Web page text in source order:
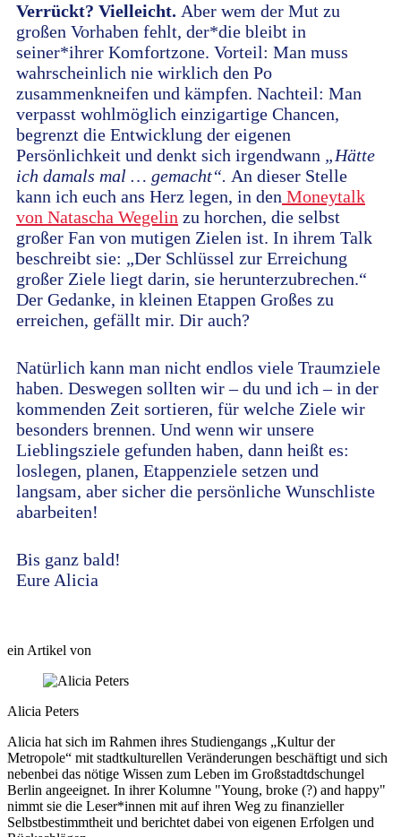
Verrückt? Vielleicht. Aber wem der Mut zu
großen Vorhaben fehlt, der*die bleibt in
seiner*ihrer Komfortzone. Vorteil: Man muss
wahrscheinlich nie wirklich den Po
zusammenkneifen und kämpfen. Nachteil: Man
verpasst wohlmöglich einzigartige Chancen,
begrenzt die Entwicklung der eigenen
Persönlichkeit und denkt sich irgendwann „Hätte
ich damals mal … gemacht“. An dieser Stelle
kann ich euch ans Herz legen, in den Moneytalk
von Natascha Wegelin zu horchen, die selbst
großer Fan von mutigen Zielen ist. In ihrem Talk
beschreibt sie: „Der Schlüssel zur Erreichung
großer Ziele liegt darin, sie herunterzubrechen.“
Der Gedanke, in kleinen Etappen Großes zu
erreichen, gefällt mir. Dir auch?
Natürlich kann man nicht endlos viele Traumziele
haben. Deswegen sollten wir – du und ich – in der
kommenden Zeit sortieren, für welche Ziele wir
besonders brennen. Und wenn wir unsere
Lieblingsziele gefunden haben, dann heißt es:
loslegen, planen, Etappenziele setzen und
langsam, aber sicher die persönliche Wunschliste
abarbeiten!
Bis ganz bald!
Eure Alicia
ein Artikel von
Alicia Peters
Alicia hat sich im Rahmen ihres Studiengangs „Kultur der
Metropole“ mit stadtkulturellen Veränderungen beschäftigt und sich
nebenbei das nötige Wissen zum Leben im Großstadtdschungel
Berlin angeeignet. In ihrer Kolumne "Young, broke (?) and happy"
nimmt sie die Leser*innen mit auf ihren Weg zu finanzieller
Selbstbestimmtheit und berichtet dabei von eigenen Erfolgen und